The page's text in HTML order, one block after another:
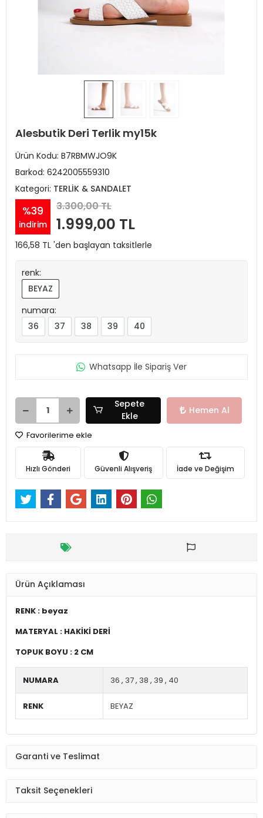
Alesbutik Deri Terlik my15k
Ürün Kodu: B7RBMWJO9K
Barkod: 6242005559310
Kategori: TERLİK & SANDALET
%39
indirim
3.300,00 TL
1.999,00 TL
166,58 TL 'den başlayan taksitlerle
renk:
BEYAZ
numara:
36
37 38 39 40
Whatsapp İle Sipariş Ver
Sepete
Ekle
Hemen Al
Favorilerime ekle
Hızlı Gönderi Güvenli Alışveriş İade ve Değişim
Ürün Açıklaması
RENK : beyaz
MATERYAL : HAKİKİ DERİ
TOPUK BOYU : 2 CM
NUMARA 36 , 37, 38 , 39 , 40
RENK BEYAZ
Garanti ve Teslimat
Taksit Seçenekleri